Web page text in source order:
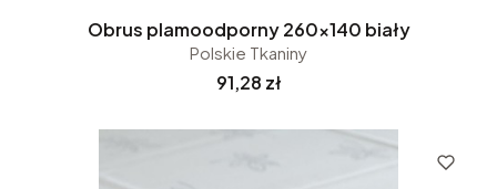
Obrus plamoodporny 260x140 biały
Polskie Tkaniny
Cena
91,28 zł